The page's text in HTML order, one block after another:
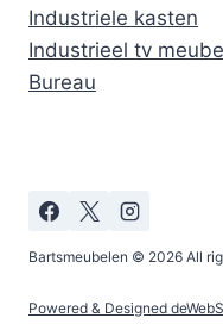
Industriele kasten
Industrieel tv
Bureau
Bartsmeubelen © 2026 All
Powered & Designed